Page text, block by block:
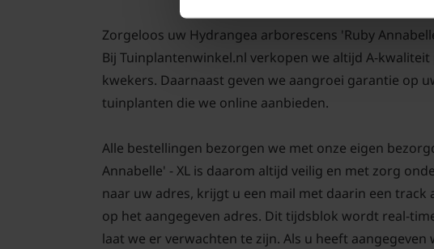
Zorgeloos uw Hydrangea arborescens 'Ruby
Bij Tuinplantenwinkel.nl verkopen we altijd A-
kwekers. Daarnaast geven we aangroei garantie op
tuinplanten die we online aanbieden.
Alle bestellingen bezorgen we met onze eigen
Annabelle' - XL is daarom altijd veilig en met zorg
naar uw adres, krijgt u een mail met daarin een
op het aangegeven adres. Dit tijdsblok wordt real-
laat we er verwachten te zijn. Als u heeft